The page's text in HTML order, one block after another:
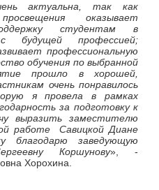
актуальна, так как
оказывает
студентам в
будущей профессией;
профессиональную
обучения по выбранной
прошло в хорошей,
очень понравилось
я провела в рамках
за подготовку к
выразить заместителю
работе Савицкой Диане
благодарю заведующую
Коршунову», -
Хорохина.